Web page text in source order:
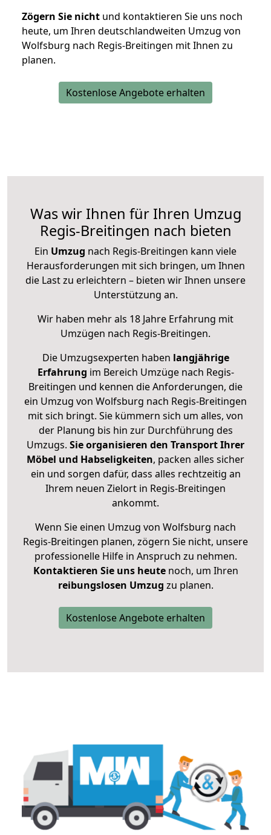
Zögern Sie nicht und kontaktieren Sie uns noch
heute, um Ihren deutschlandweiten Umzug von
Wolfsburg nach Regis-Breitingen mit Ihnen zu
planen.
Kostenlose Angebote erhalten
Was wir Ihnen für Ihren Umzug
Regis-Breitingen nach bieten
Ein Umzug nach Regis-Breitingen kann viele
Herausforderungen mit sich bringen, um Ihnen
die Last zu erleichtern – bieten wir Ihnen unsere
Unterstützung an.
Wir haben mehr als 18 Jahre Erfahrung mit
Umzügen nach Regis-Breitingen.
Die Umzugsexperten haben langjährige
Erfahrung im Bereich Umzüge nach Regis-
Breitingen und kennen die Anforderungen, die
ein Umzug von Wolfsburg nach Regis-Breitingen
mit sich bringt. Sie kümmern sich um alles, von
der Planung bis hin zur Durchführung des
Umzugs. Sie organisieren den Transport Ihrer
Möbel und Habseligkeiten, packen alles sicher
ein und sorgen dafür, dass alles rechtzeitig an
Ihrem neuen Zielort in Regis-Breitingen
ankommt.
Wenn Sie einen Umzug von Wolfsburg nach
Regis-Breitingen planen, zögern Sie nicht, unsere
professionelle Hilfe in Anspruch zu nehmen.
Kontaktieren Sie uns heutenoch, um Ihren
reibungslosen Umzug zu planen.
Kostenlose Angebote erhalten